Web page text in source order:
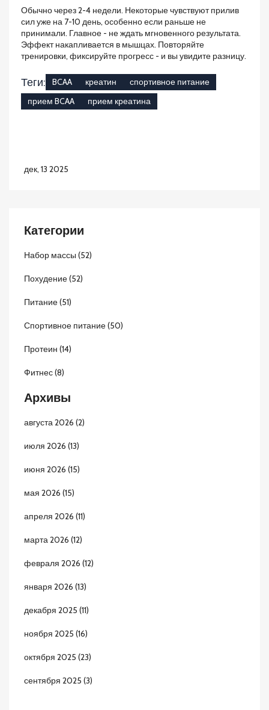
Обычно через 2-4 недели. Некоторые чувствуют прилив
сил уже на 7-10 день, особенно если раньше не
принимали. Главное - не ждать мгновенного результата.
Эффект накапливается в мышцах. Повторяйте
тренировки, фиксируйте прогресс - и вы увидите разницу.
Теги: BCAA креатин
спортивное питание
прием BCAA
прием креатина
дек, 13 2025
Категории
Набор массы (52)
Похудение(52)
Питание(51)
Спортивное питание(50)
Протеин (14)
Фитнес(8)
Архивы
августа 2026 (2)
июля 2026 (13)
июня 2026 (15)
мая 2026 (15)
апреля 2026 (11)
марта 2026 (12)
февраля 2026 (12)
января 2026 (13)
декабря 2025 (11)
ноября 2025 (16)
октября 2025 (23)
сентября 2025 (3)